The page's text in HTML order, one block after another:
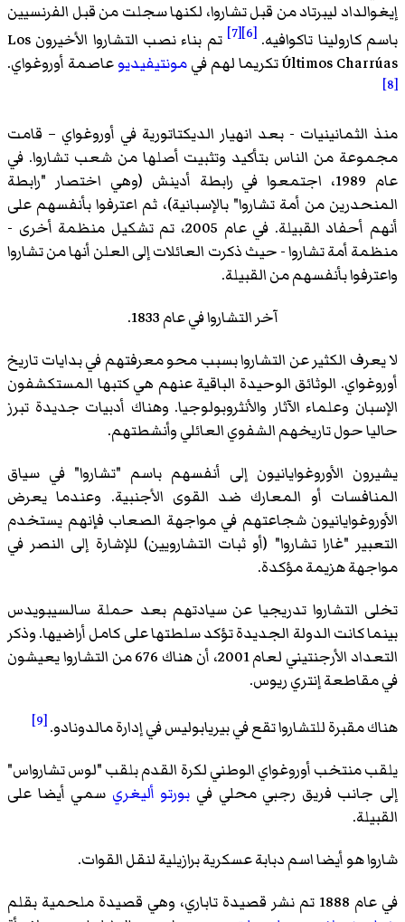
إيغوالداد ليبرتاد من قبل تشاروا، لكنها سجلت من قبل الفرنسيين
باسم كارولينا تاكوافيه. [6]
[7]
تم بناء نصب التشاروا الأخيرون Los
Últimos Charrúas تكريما لهم في
مونتيفيديوعاصمة أوروغواي.
[8]
منذ الثمانينيات - بعد انهيار الديكتاتورية في أوروغواي – قامت
مجموعة من الناس بتأكيد وتثبيت أصلها من شعب تشاروا. في
عام 1989، اجتمعوا في رابطة أدينش (وهي اختصار "رابطة
المنحدرين من أمة تشاروا" بالإسبانية)، ثم اعترفوا بأنفسهم على
أنهم أحفاد القبيلة. في عام 2005، تم تشكيل منظمة أخرى -
منظمة أمة تشاروا - حيث ذكرت العائلات إلى العلن أنها من تشاروا
واعترفوا بأنفسهم من القبيلة.
آخر التشاروا في عام 1833.
لا يعرف الكثير عن التشاروا بسبب محو معرفتهم في بدايات تاريخ
أوروغواي. الوثائق الوحيدة الباقية عنهم هي كتبها المستكشفون
الإسبان وعلماء الآثار والأنثروبولوجيا. وهناك أدبيات جديدة تبرز
حاليا حول تاريخهم الشفوي العائلي وأنشطتهم.
يشيرون الأوروغوايانيون إلى أنفسهم باسم "تشاروا" في سياق
المنافسات أو المعارك ضد القوى الأجنبية. وعندما يعرض
الأوروغوايانيون شجاعتهم في مواجهة الصعاب فإنهم يستخدم
التعبير "غارا تشاروا" (أو ثبات التشارويين) للإشارة إلى النصر في
مواجهة هزيمة مؤكدة.
تخلى التشاروا تدريجيا عن سيادتهم بعد حملة سالسيبويدس
بينما كانت الدولة الجديدة تؤكد سلطتها على كامل أراضيها. وذكر
التعداد الأرجنتيني لعام 2001، أن هناك 676 من التشاروا يعيشون
في مقاطعة إنتري ريوس.
هناك مقبرة للتشاروا تقع في بيريابوليس في إدارة مالدونادو.[9]
يلقبمنتخب أوروغواي الوطني لكرة القدمبلقب "لوس تشارواس"
إلى جانب فريق رجبي محلي في بورتو أليغري سمي أيضا على
القبيلة.
شاروا هو أيضا اسم دبابة عسكرية برازيلية لنقل القوات.
في عام 1888 تم نشر قصيدة تاباري، وهي قصيدة ملحمية بقلم